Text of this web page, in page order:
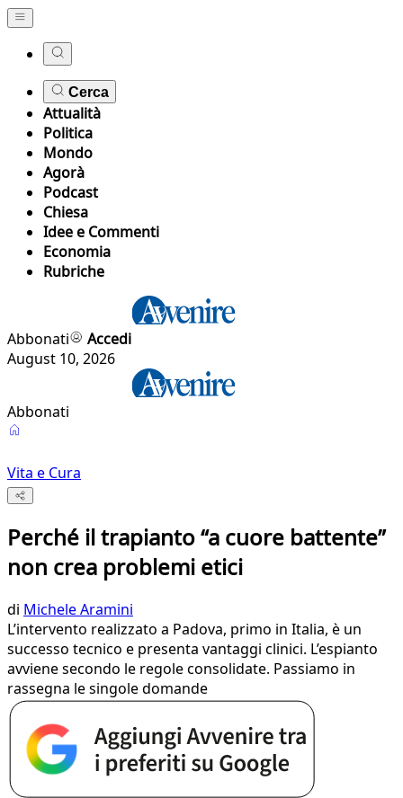
Cerca
Attualità
Politica
Mondo
Agorà
Podcast
Chiesa
Idee e Commenti
Economia
Rubriche
Abbonati
Accedi
August 10, 2026
Abbonati
Vita e Cura
Perché il trapianto “a cuore battente”
non crea problemi etici
di Michele Aramini
L’intervento realizzato a Padova, primo in Italia, è un
successo tecnico e presenta vantaggi clinici. L’espianto
avviene secondo le regole consolidate. Passiamo in
rassegna le singole domande